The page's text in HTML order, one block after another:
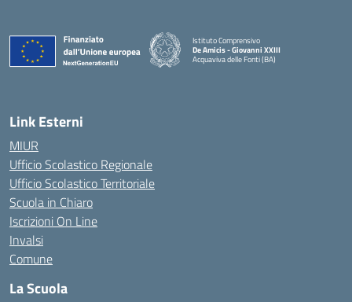
Istituto Comprensivo
De Amicis - Giovanni XXIII
Acquaviva delle Fonti (BA)
— Visita la pagina iniziale della scuola
Link Esterni
MIUR
Ufficio Scolastico Regionale
Ufficio Scolastico Territoriale
Scuola in Chiaro
Iscrizioni On Line
Invalsi
Comune
La Scuola